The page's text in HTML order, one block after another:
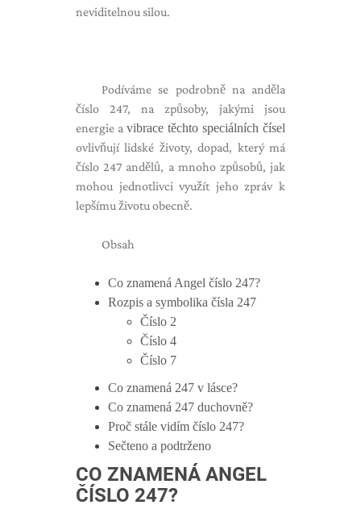
neviditelnou silou.
Podíváme se podrobně na anděla
číslo 247, na způsoby, jakými jsou
energie a vibrace těchto speciálních čísel
ovlivňují lidské životy, dopad, který má
číslo 247 andělů, a mnoho způsobů, jak
mohou jednotlivci využít jeho zpráv k
lepšímu životu obecně.
Obsah
Co znamená Angel číslo 247?
Rozpis a symbolika čísla 247
Číslo 2
Číslo 4
Číslo 7
Co znamená 247 v lásce?
Co znamená 247 duchovně?
Proč stále vidím číslo 247?
Sečteno a podtrženo
CO ZNAMENÁ ANGEL
ČÍSLO 247?